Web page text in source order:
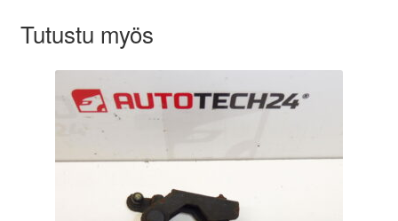
Tutustu myös